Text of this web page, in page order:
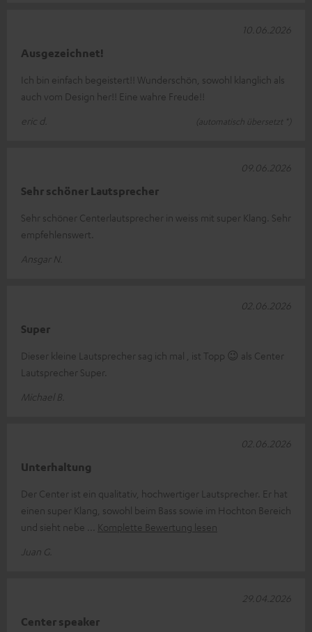
Ausgezeichnet!
Ich bin einfach begeistert!! Wunderschön, sowohl klanglich als
auch vom Design her!! Eine wahre Freude!!
eric d.
(automatisch übersetzt *)
10.06.2026
Sehr schöner Lautsprecher
Sehr schöner Centerlautsprecher in weiss mit super Klang. Sehr
empfehlenswert.
Ansgar N.
09.06.2026
Super
Dieser kleine Lautsprecher sag ich mal , ist Topp 😉 als Center
Lautsprecher Super.
Michael B.
02.06.2026
Unterhaltung
Der Center ist ein qualitativ, hochwertiger Lautsprecher. Er hat
einen super Klang, sowohl beim Bass sowie im Hochton Bereich
und sieht nebe
Komplette Bewertung lesen
Juan G.
02.06.2026
Center speaker
29.04.2026